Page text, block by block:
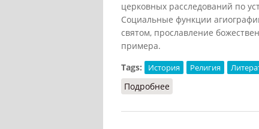
церковных расследований по
Социальные функции
святом, прославление
примера.
Tags:
История Религия
Подробнее